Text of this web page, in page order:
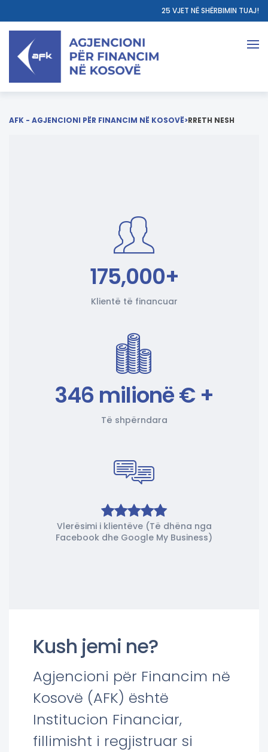
25 VJET NË SHËRBIMIN TUAJ!
AFK - AGJENCIONI PËR FINANCIM NË KOSOVË>RRETH NESH
175,000+
Klientë të financuar
346 milionë € +
Të shpërndara
Vlerësimi i klientëve (Të dhëna nga
Facebook dhe Google My Business)
Kush jemi ne?
Agjencioni për Financim në
Kosovë (AFK) është
Institucion Financiar,
fillimisht i regjistruar si